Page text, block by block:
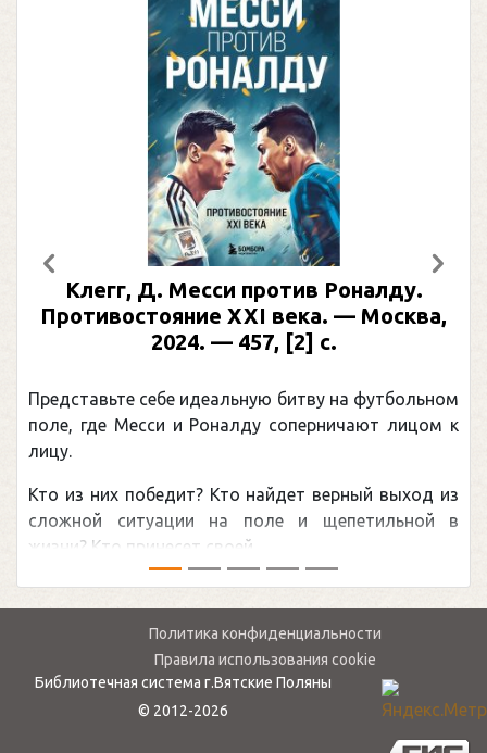
Клегг, Д. Месси против Роналду.
Противостояние XXI века. — Москва,
2024. — 457, [2] с.
Представьте себе идеальную битву на футбольном
поле, где Месси и Роналду соперничают лицом к
лицу.
Кто из них победит? Кто найдет верный выход из
сложной ситуации на поле и щепетильной в
жизни? Кто принесет своей ...
Предыдущий
Политика конфиденциальности
Правила использования cookie
Библиотечная система г.Вятские Поляны
© 2012-2026